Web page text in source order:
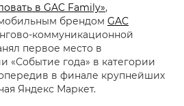
в GAC Family»,
брендом GAC
коммуникационной
первое место в
«Событие года» в категории
в финале крупнейших
Яндекс Маркет.